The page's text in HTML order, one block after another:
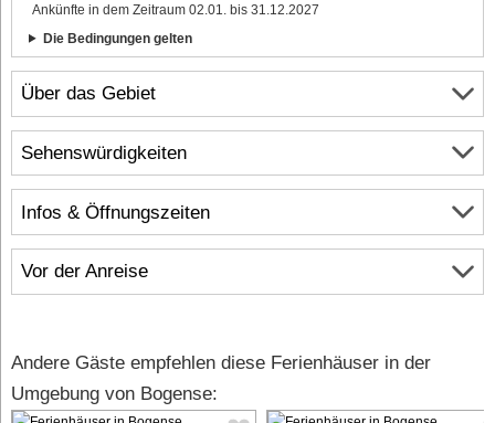
Über das Gebiet
Infos & Öffnungszeiten
Vor der Anreise
Ankünfte in dem Zeitraum 02.01. bis 31.12.2027
Die Bedingungen gelten
Sehenswürdigkeiten
Andere Gäste empfehlen diese Ferienhäuser in der
Umgebung von Bogense: